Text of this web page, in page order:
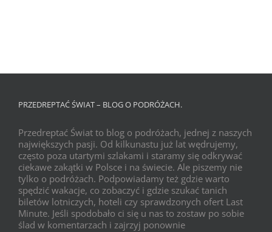
PRZEDREPTAĆ ŚWIAT – BLOG O PODRÓŻACH.
Przedreptać Świat to blog o podróżach, jednej z naszych
największych pasji. Od kilkunastu już lat wędrujemy,
często poza utartymi szlakami i staramy się odkrywać
ciekawe zakątki w Polsce i na świecie. Ale piszemy nie
tylko o podróżach. Podpowiadamy też gdzie warto
spędzić wakacje, co zobaczyć i gdzie szukać tanich
biletów lotniczych, hoteli czy sprawdzonych ofert Last
Minute. Jeśli spodobało ci się u nas to zostaw po sobie
ślad w komentarzach i zajrzyj ponownie